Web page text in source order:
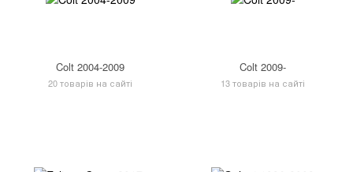
Colt 2004-2009
20 товарів на сайті
Colt 2009-
13 товарів на сайті